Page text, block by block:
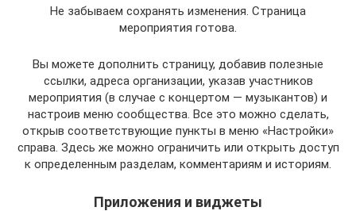
Не забываем сохранять изменения. Страница
мероприятия готова.
Вы можете дополнить страницу, добавив полезные
ссылки, адреса организации, указав участников
мероприятия (в случае с концертом — музыкантов) и
настроив меню сообщества. Все это можно сделать,
открыв соответствующие пункты в меню «Настройки»
справа. Здесь же можно ограничить или открыть доступ
к определенным разделам, комментариям и историям.
Приложения и виджеты